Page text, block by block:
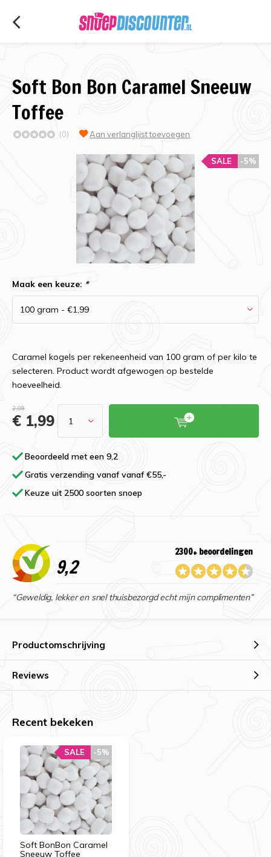
Soft Bon Bon Caramel Sneeuw
Toffee
(0) Aan verlanglijst toevoegen
-5%
SALE
Maak een keuze: *
Caramel kogels per rekeneenheid van 100 gram of per kilo te
selecteren. Product wordt afgewogen op bestelde
hoeveelheid.
2,09
€ 1,99
Beoordeeld met een 9,2
Gratis verzending vanaf vanaf €55,-
Keuze uit 2500 soorten snoep
9,2
2300+ beoordelingen
“Geweldig, lekker en snel thuisbezorgd echt mijn complimenten”
Productomschrijving
Reviews
Recent bekeken
Soft BonBon Caramel
Sneeuw Toffee
-5%
SALE